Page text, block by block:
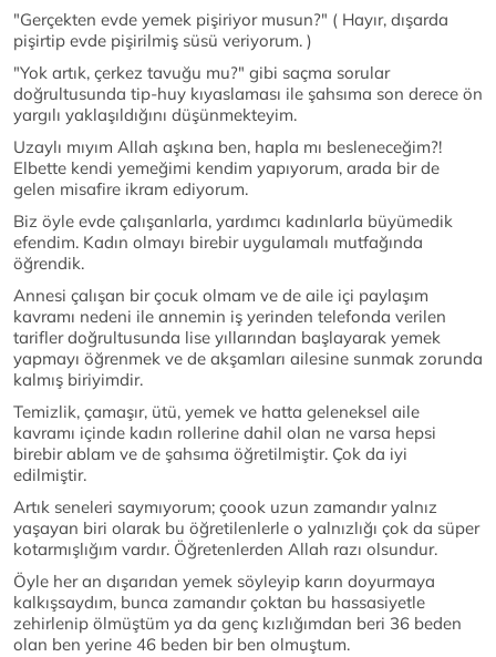
"Gerçekten evde yemek pişiriyor musun?" ( Hayır, dışarda
pişirtip evde pişirilmiş süsü veriyorum. )
"Yok artık, çerkez tavuğu mu?" gibi saçma sorular
doğrultusunda tip-huy kıyaslaması ile şahsıma son derece ön
yargılı yaklaşıldığını düşünmekteyim.
Uzaylı mıyım Allah aşkına ben, hapla mı besleneceğim?!
Elbette kendi yemeğimi kendim yapıyorum, arada bir de
gelen misafire ikram ediyorum.
Biz öyle evde çalışanlarla, yardımcı kadınlarla büyümedik
efendim. Kadın olmayı birebir uygulamalı mutfağında
öğrendik.
Annesi çalışan bir çocuk olmam ve de aile içi paylaşım
kavramı nedeni ile annemin iş yerinden telefonda verilen
tarifler doğrultusunda lise yıllarından başlayarak yemek
yapmayı öğrenmek ve de akşamları ailesine sunmak zorunda
kalmış biriyimdir.
Temizlik, çamaşır, ütü, yemek ve hatta geleneksel aile
kavramı içinde kadın rollerine dahil olan ne varsa hepsi
birebir ablam ve de şahsıma öğretilmiştir. Çok da iyi
edilmiştir.
Artık seneleri saymıyorum; çoook uzun zamandır yalnız
yaşayan biri olarak bu öğretilenlerle o yalnızlığı çok da süper
kotarmışlığım vardır. Öğretenlerden Allah razı olsundur.
Öyle her an dışarıdan yemek söyleyip karın doyurmaya
kalkışsaydım, bunca zamandır çoktan bu hassasiyetle
zehirlenip ölmüştüm ya da genç kızlığımdan beri 36 beden
olan ben yerine 46 beden bir ben olmuştum.